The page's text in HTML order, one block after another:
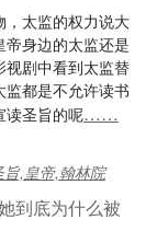
，太监的权力说大
身边的太监还是
视剧中看到太监替
都是不允许读书
读圣旨的呢……
,皇帝,翰林院